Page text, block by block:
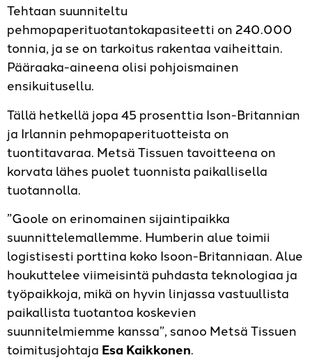
Tehtaan suunniteltu
pehmopaperituotantokapasiteetti on 240.000
tonnia, ja se on tarkoitus rakentaa vaiheittain.
Pääraaka-aineena olisi pohjoismainen
ensikuitusellu.
Tällä hetkellä jopa 45 prosenttia Ison-Britannian
ja Irlannin pehmopaperituotteista on
tuontitavaraa. Metsä Tissuen tavoitteena on
korvata lähes puolet tuonnista paikallisella
tuotannolla.
”Goole on erinomainen sijaintipaikka
suunnittelemallemme. Humberin alue toimii
logistisesti porttina koko Isoon-Britanniaan. Alue
houkuttelee viimeisintä puhdasta teknologiaa ja
työpaikkoja, mikä on hyvin linjassa vastuullista
paikallista tuotantoa koskevien
suunnitelmiemme kanssa”, sanoo Metsä Tissuen
toimitusjohtaja Esa Kaikkonen.